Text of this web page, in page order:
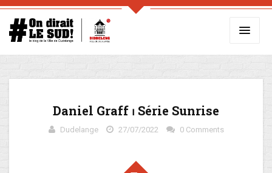
Daniel Graff ⏐ Série Sunrise
Dudelange 27/07/2022 0 Comments